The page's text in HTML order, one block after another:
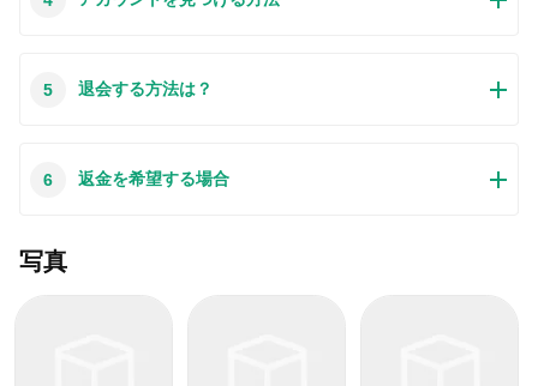
たくさん届きました。このような質問を答える前に、どのア
カウントについて話している場合、実にお手伝いことはでき
5 退会する方法は？
ーティアプリのサブスクリプションをキャンセルする場合
6 返金を希望する場合
ャンセルする場合は、カスタマーサービスにお問い合わせく
写真